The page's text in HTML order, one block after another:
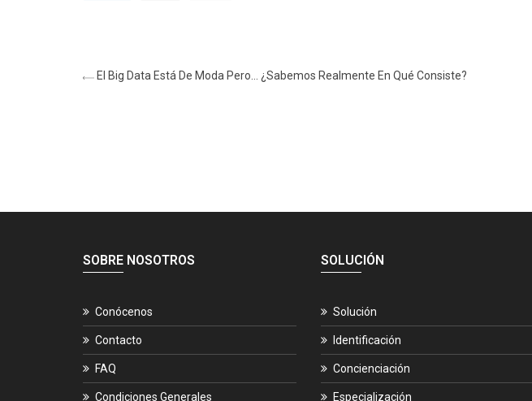
El Big Data Está De Moda Pero… ¿sabemos Realmente En Qué Consiste?
SOBRE NOSOTROS
Conócenos
Contacto
FAQ
Condiciones Generales
SOLUCIÓN
Solución
Identificación
Concienciación
Especialización